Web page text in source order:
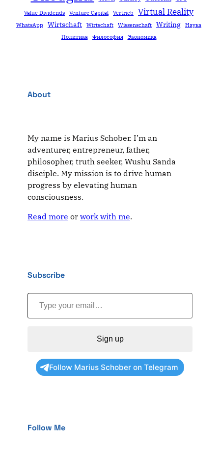
Value Dividends Venture Capital Vertrieb Virtual Reality
WhatsApp Wirtschaft Wirtschaft Wissenschaft Writing
Наука
Политика
Философия Экономика
About
My name is Marius Schober. I’m an
adventurer, entrepreneur, father,
philosopher, truth seeker, Wushu Sanda
disciple. My mission is to drive human
progress by elevating human
consciousness.
Read more or work with me.
Subscribe
Type your email…
Sign up
Follow Marius Schober on Telegram
Follow Me